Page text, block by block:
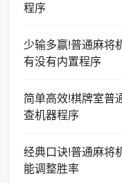
程序
少输多赢!普通麻将
有没有内置程序
简单高效!棋牌室普
查机器程序
经典口诀!普通麻将
能调整胜率